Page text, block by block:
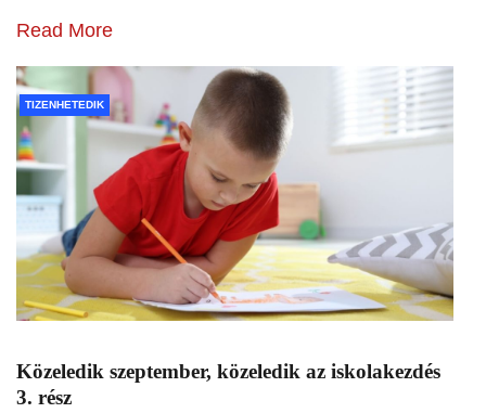
Read More
TIZENHETEDIK
Közeledik szeptember, közeledik az iskolakezdés
3. rész